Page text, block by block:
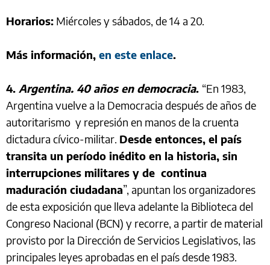
Horarios: Miércoles y sábados, de 14 a 20.
Más información, en este enlace.
4. Argentina. 40 años en democracia. “En 1983,
Argentina vuelve a la Democracia después de años de
autoritarismo y represión en manos de la cruenta
dictadura cívico-militar. Desde entonces, el país
transita un período inédito en la historia, sin
interrupciones militares y de continua
maduración ciudadana”, apuntan los organizadores
de esta exposición que lleva adelante la Biblioteca del
Congreso Nacional (BCN) y recorre, a partir de material
provisto por la Dirección de Servicios Legislativos, las
principales leyes aprobadas en el país desde 1983.